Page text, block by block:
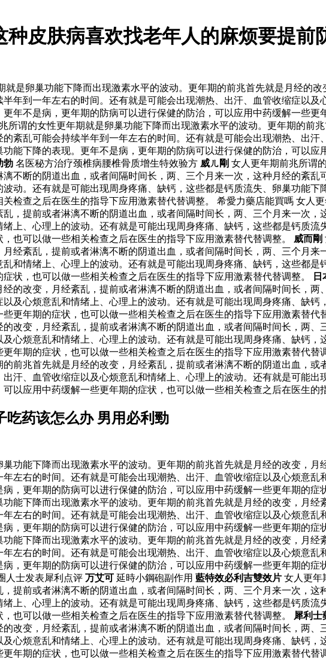
种皮肤病喜欢找老年人的麻烦要提前
就是卵巢功能下降而出现激素水平的波动。更年期的前兆首先就是月经的
年到一年左右的时间。还有就是可能会出现潮热、出汗、血管收缩症以
年不是病，更年期的防病可以进行保健的防治，可以应用中药缓解一些
所谓的女性更年期就是卵巢功能下降而出现激素水平的波动。更年期的前
紊乱可能会持续半年到一年左右的时间。还有就是可能会出现潮热、出
能下降的表现。更年不是病，更年期的防病可以进行保健的防治，可以
勃 名医秘方治疗颈椎病腰椎骨质增生特效验方 威ㄦ剛 女人更年期前兆所谓
不断的阴道出血，或者间隔时间长，两、三个月来一次，这种月经的紊
动。还有就是可能出现周身疼痛、缺钙，这些都是钙质流失、卵巢功能
检查之后在医生的指导下应用激素替代替调整。 希愛力藥店能買嗎 女人
，提前或者淋漓不断的阴道出血，或者间隔时间长，两、三个月来一次
上、心理上的波动。还有就是可能出现周身疼痛、缺钙，这些都是钙质
也可以做一些相关检查之后在医生的指导下应用激素替代替调整。 威而剛
经紊乱，提前或者淋漓不断的阴道出血，或者间隔时间长，两、三个月
和情绪上、心理上的波动。还有就是可能出现周身疼痛、缺钙，这些都
状，也可以做一些相关检查之后在医生的指导下应用激素替代替调整。
的改变，月经紊乱，提前或者淋漓不断的阴道出血，或者间隔时间长，
及心烦意乱和情绪上、心理上的波动。还有就是可能出现周身疼痛、缺
更年期的症状，也可以做一些相关检查之后在医生的指导下应用激素替
改变，月经紊乱，提前或者淋漓不断的阴道出血，或者间隔时间长，两
心烦意乱和情绪上、心理上的波动。还有就是可能出现周身疼痛、缺钙
年期的症状，也可以做一些相关检查之后在医生的指导下应用激素替代
前兆首先就是月经的改变，月经紊乱，提前或者淋漓不断的阴道出血，
汗、血管收缩症以及心烦意乱和情绪上、心理上的波动。还有就是可能
以应用中药缓解一些更年期的症状，也可以做一些相关检查之后在医生的
吃药该怎么办 男用必利勁
功能下降而出现激素水平的波动。更年期的前兆首先就是月经的改变，
左右的时间。还有就是可能会出现潮热、出汗、血管收缩症以及心烦意
，更年期的防病可以进行保健的防治，可以应用中药缓解一些更年期的
能下降而出现激素水平的波动。更年期的前兆首先就是月经的改变，月
左右的时间。还有就是可能会出现潮热、出汗、血管收缩症以及心烦意
，更年期的防病可以进行保健的防治，可以应用中药缓解一些更年期的
能下降而出现激素水平的波动。更年期的前兆首先就是月经的改变，月
左右的时间。还有就是可能会出现潮热、出汗、血管收缩症以及心烦意
，更年期的防病可以进行保健的防治，可以应用中药缓解一些更年期的
人士发表犀利点评 万艾可 延時小鋼砲副作用 藍特效必利吉雙效片 女人更年
提前或者淋漓不断的阴道出血，或者间隔时间长，两、三个月来一次，
上、心理上的波动。还有就是可能出现周身疼痛、缺钙，这些都是钙质
也可以做一些相关检查之后在医生的指导下应用激素替代替调整。
犀利士
改变，月经紊乱，提前或者淋漓不断的阴道出血，或者间隔时间长，两
心烦意乱和情绪上、心理上的波动。还有就是可能出现周身疼痛、缺钙
年期的症状，也可以做一些相关检查之后在医生的指导下应用激素替代替